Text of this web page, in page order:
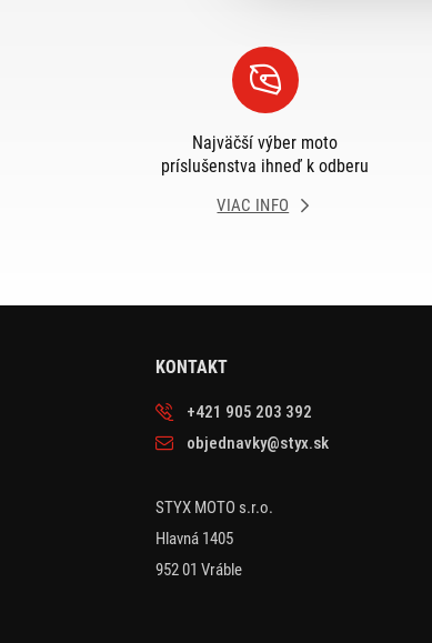
Najväčší výber moto
príslušenstva ihneď k odberu
VIAC INFO
KONTAKT
+421 905 203 392
objednavky@styx.sk
STYX MOTO s.r.o.
Hlavná 1405
952 01 Vráble